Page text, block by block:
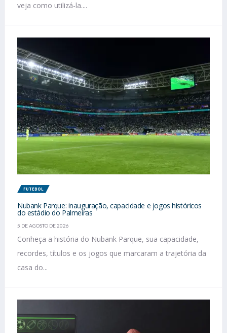
veja como utilizá-la....
FUTEBOL
Nubank Parque: inauguração, capacidade e jogos históricos
do estádio do Palmeiras
5 DE AGOSTO DE 2026
Conheça a história do Nubank Parque, sua capacidade,
recordes, títulos e os jogos que marcaram a trajetória da
casa do...